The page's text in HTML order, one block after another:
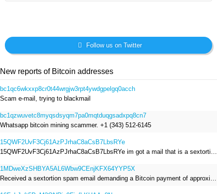
Follow us on Twitter
New reports of Bitcoin addresses
bc1qc6wkxxp8cr0t44wrgjw3rpt4ywdgpelgq0acch
Scam e-mail, trying to blackmail
bc1qzwuvetc8myqsdsyqm7pa0mqtduqgsadxpq8cn7
Whatsapp bitcoin mining scammer. +1 (343) 512-6145
15QWF2UvF3Cj61AzPJrhaC8aCsB7LbsRYe
15QWF2UvF3Cj61AzPJrhaC8aCsB7LbsRYe im got a mail that is a sextortion spam , he saying im have a R.A.T and need to pay 800$
1MDweXzSHBYA5AL6Wbw9CEnjKFX64YYP5X
Received a sextortion spam email demanding a Bitcoin payment of approximately JPY 200,000. The sender falsely claimed to have hacked my devices, recorded me through my webcam, and threatened to release videos unless I paid. This Bitcoin address was provided as the payment address. No payment was made.